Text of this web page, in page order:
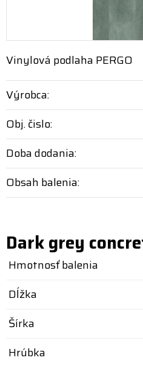
Vinylová podlaha PERGO
Výrobca:
Obj. čislo:
Doba dodania:
Obsah balenia:
Dark grey
Hmotnosť balenia
Dĺžka
Šírka
Hrúbka